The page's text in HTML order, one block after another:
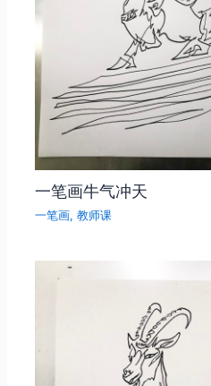
一笔画牛气冲天
一笔画,教师课